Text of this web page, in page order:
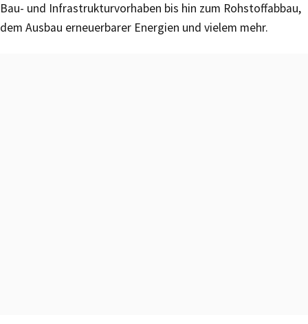
Bau- und Infrastrukturvorhaben bis hin zum Rohstoffabbau,
dem Ausbau erneuerbarer Energien und vielem mehr.